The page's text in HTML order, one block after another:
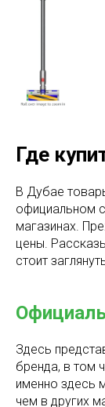
Где
В Дубае
официальном
магазинах.
цены.
стоит
Здесь
бренда, в том
именно здесь
чем в других